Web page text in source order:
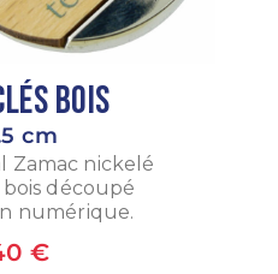
Bois
cm
Zamac nickelé
découpé
numérique.
€